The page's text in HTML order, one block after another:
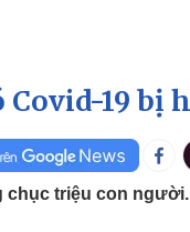
Infographic
Ô tô - Xe máy
19 bị
chục triệu con người.